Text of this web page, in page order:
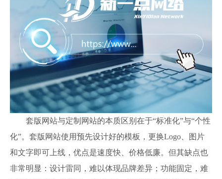
套版网站与定制网站的本质区别在于“标准化”与“个性
化”。套版网站使用预先设计好的模板，更换Logo、图片
和文字即可上线，优点是速度快、价格低廉。但其缺点也
非常明显：设计雷同，难以体现品牌差异；功能固定，难